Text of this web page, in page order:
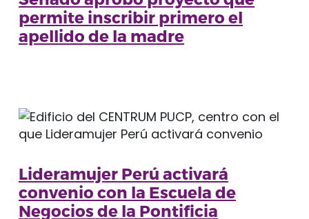
permite inscribir primero el
apellido de la madre
Lideramujer Perú activará
convenio con la Escuela de
Negocios de la Pontificia